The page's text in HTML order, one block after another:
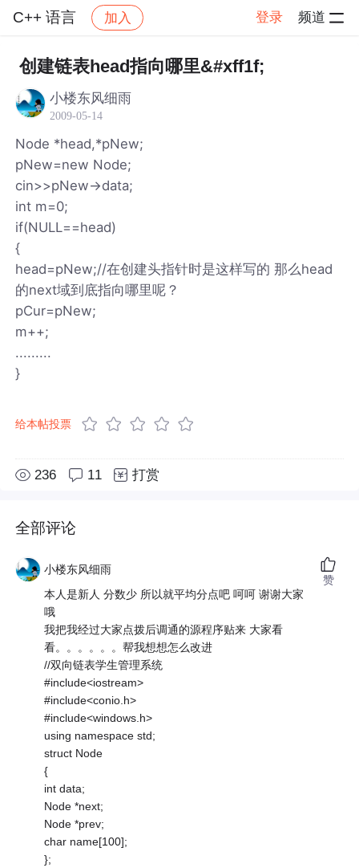
C++ 语言 加入 登录 频道
社区 C++ 语言 帖子详情
创建链表head指向哪里&#xff1f;
小楼东风细雨
2009-05-14
Node *head,*pNew;
pNew=new Node;
cin>>pNew->data;
int m=0;
if(NULL==head)
{
head=pNew;//在创建头指针时是这样写的 那么head
的next域到底指向哪里呢？
pCur=pNew;
m++;
.........
}
给本帖投票
236 11 打赏
全部评论
小楼东风细雨
本人是新人 分数少 所以就平均分点吧 呵呵 谢谢大家
哦
我把我经过大家点拨后调通的源程序贴来 大家看
看。。。。。。帮我想想怎么改进
//双向链表学生管理系统
#include<iostream>
#include<conio.h>
#include<windows.h>
using namespace std;
struct Node
{
int data;
Node *next;
Node *prev;
char name[100];
};
赞